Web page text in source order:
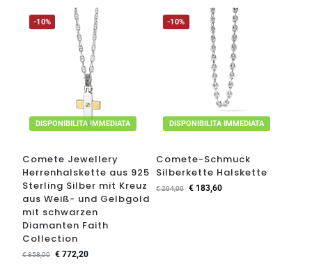
-10%
DISPONIBILITA IMMEDIATA
Comete Jewellery
Herrenhalskette aus 925
Sterling Silber mit Kreuz
aus Weiß- und Gelbgold
mit schwarzen
Diamanten Faith
Collection
€858,00 €772,20
-10%
DISPONIBILITA IMMEDIATA
Comete-Schmuck
Silberkette Halskette
€204,00 € 183,60